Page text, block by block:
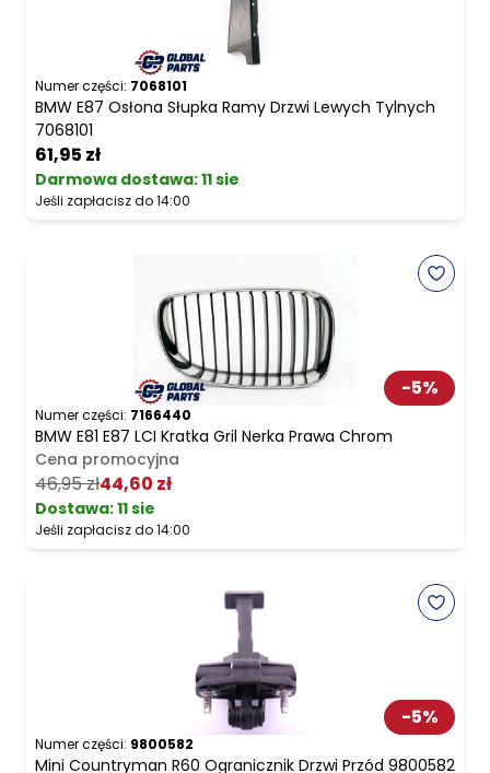
Numer części: 7068101
BMW E87 Osłona Słupka Ramy Drzwi Lewych Tylnych
7068101
61,95 zł
Darmowa dostawa:11 sie
Jeśli zapłacisz do 14:00
-5%
Numer części: 7166440
BMW E81 E87 LCI Kratka Gril Nerka Prawa Chrom
Cena promocyjna
46,95 zł44,60 zł
Dostawa:11 sie
Jeśli zapłacisz do 14:00
-5%
Numer części: 9800582
Mini Countryman R60 Ogranicznik Drzwi Przód 9800582